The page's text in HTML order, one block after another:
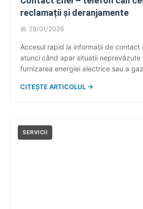
reclamații și deranjamente
📅 28/01/2026
Accesul rapid la informații de contact
atunci când apar situații neprevăzute
furnizarea energiei electrice sau a
pe factură sau necesitatea de a
CITEȘTE ARTICOLUL →
SERVICII